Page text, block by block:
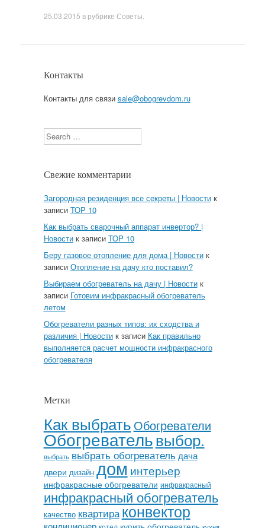
25.03.2015 в рубрике Советы
Контакты
Контакты для связи sale@obogrevdom.ru
Search
Свежие комментарии
Загородная резиденция все секреты | Новостик
записи TOP 10
Как выбрать сварочный аппарат инвертор? |
Новостик записи TOP 10
Беру газовое отопление для дома | Новостик
записи Отопление на дачу кто поставил?
Выбираем обогреватель на дачу | Новостик
записи Готовим инфракрасный обогреватель
летом
Обогреватели разных типов: их сходства и
различия | Новостик записи Как правильно
выполняется расчет мощности инфракрасного
обогревателя
Метки
Как выбрать Обогреватели
Обогревательвыбор.
выбрать выбрать обогреватель дача
двери дизайн дом интерьер
инфракрасные обогреватели инфракрасный
инфракрасный обогреватель
качество квартираконвектор